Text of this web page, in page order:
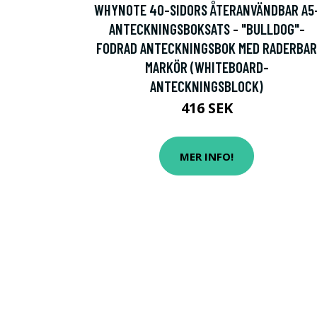
WHYNOTE 40-SIDORS ÅTERANVÄNDBAR
ANTECKNINGSBOKSATS - "BULLDOG"-
FODRAD ANTECKNINGSBOK MED RADERBAR
MARKÖR (WHITEBOARD-
ANTECKNINGSBLOCK)
416 SEK
MER INFO!